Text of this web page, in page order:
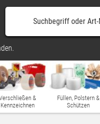
&
Kennzeichnen
Füllen, Polstern &
Schützen